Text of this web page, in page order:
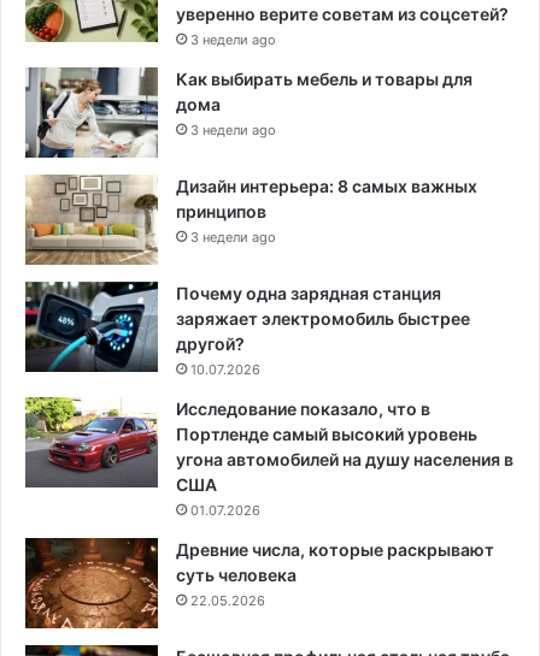
уверенно верите советам из соцсетей?
3 недели ago
Как выбирать мебель и товары для
дома
3 недели ago
Дизайн интерьера: 8 самых важных
принципов
3 недели ago
Почему одна зарядная станция
заряжает электромобиль быстрее
другой?
10.07.2026
Исследование показало, что в
Портленде самый высокий уровень
угона автомобилей на душу населения в
США
01.07.2026
Древние числа, которые раскрывают
суть человека
22.05.2026